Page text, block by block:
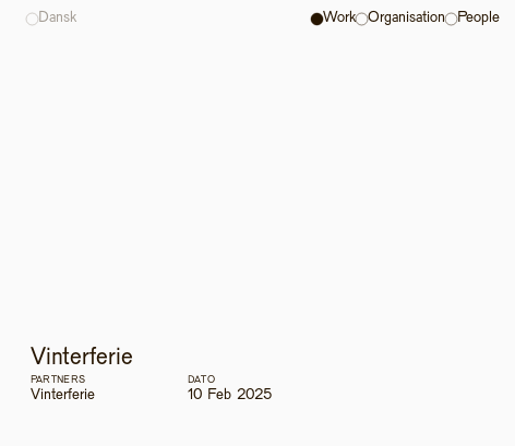
Vinterferie
PARTNERS
Vinterferie
DATO
10 Feb 2025
Dansk Work Organisation People